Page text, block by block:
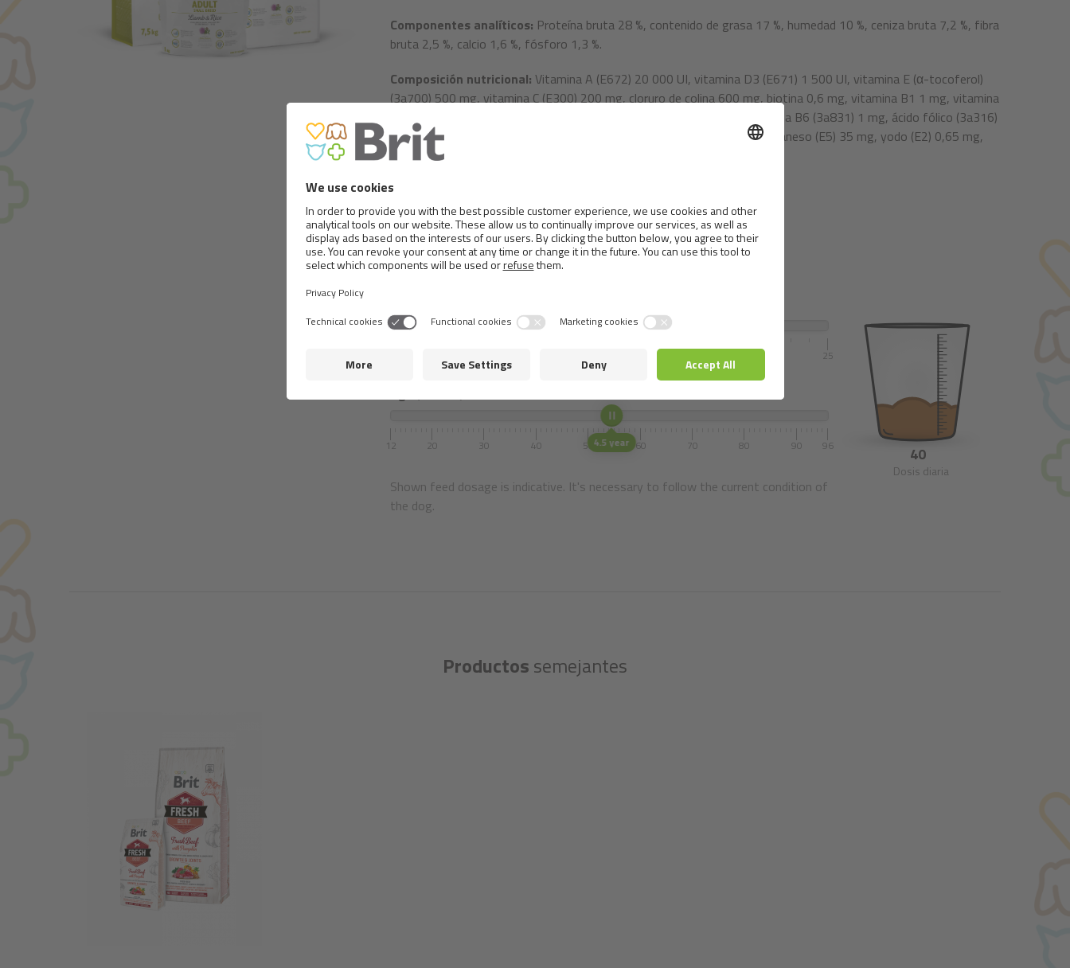
Componentes analíticos: Proteína bruta 28 %, contenido de grasa 17 %, humedad 10 %, ceniza bruta 7,2 %, fibra
bruta 2,5 %, calcio 1,6 %, fósforo 1,3 %.
Composición nutricional: Vitamina A (E672) 20 000 UI, vitamina D3 (E671) 1 500 UI, vitamina E (α-tocoferol)
(3a700) 500 mg, vitamina C (E300) 200 mg, cloruro de colina 600 mg, biotina 0,6 mg, vitamina B1 1 mg, vitamina
B2 4 mg, niacinamida (3a315) 12 mg, pantotenato cálcico 10 mg, vitamina B6 (3a831) 1 mg, ácido fólico (3a316)
0,5 mg, vitamina B12 0,04 mg, zinc (E6) 80 mg, hierro (E1) 70 mg, manganeso (E5) 35 mg, yodo (E2) 0,65 mg,
cobre (E4) 15 mg, selenio (3b8.10) 0,25 mg.
Metabolizable energy:
Dosificación
Select the weight and age of your pet.
25
4.5 year
12 20 30 40 50 60 70 80 90 96
Shown feed dosage is indicative. It's necessary to follow the current condition of
the dog.
40
Dosis diaria
Productossemejantes